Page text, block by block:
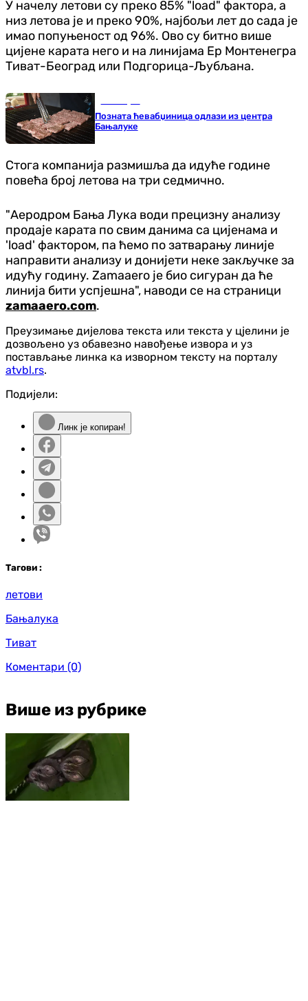
У начелу летови су преко 85% "load" фактора, а
низ летова је и преко 90%, најбољи лет до сада је
имао попуњеност од 96%. Ово су битно више
цијене карата него и на линијама Ер Монтенегра
Тиват-Београд или Подгорица-Љубљана.
Позната ћевабџиница одлази из центра
Бањалуке
Стога компанија размишља да идуће године
повећа број летова на три седмично.
"Аеродром Бања Лука води прецизну анализу
продаје карата по свим данима са цијенама и
'load' фактором, па ћемо по затварању линије
направити анализу и донијети неке закључке за
идућу годину. Zamaaero је био сигуран да ће
линија бити успјешна", наводи се на страници
zamaaero.com.
Преузимање дијелова текста или текста у цјелини је
дозвољено уз обавезно навођење извора и уз
постављање линка ка изворном тексту на порталу
atvbl.rs.
Подијели:
Линк је копиран!
Тагови :
летови
Бањалука
Тиват
Коментари (0)
Више из рубрике